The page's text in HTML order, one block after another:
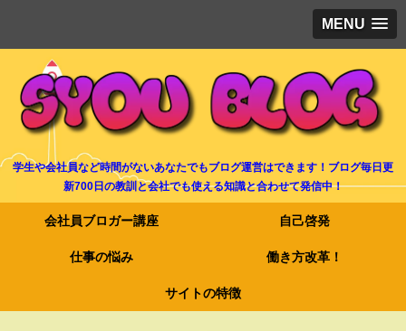
MENU
学生や会社員など時間がないあなたでもブログ運営はできます！ブログ毎日更
新700日の教訓と会社でも使える知識と合わせて発信中！
会社員ブロガー講座 自己啓発
仕事の悩み 働き方改革！
サイトの特徴